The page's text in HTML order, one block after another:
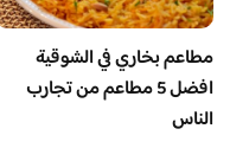
مطاعم بخاري في الشوقية
افضل 5 مطاعم من تجارب
الناس